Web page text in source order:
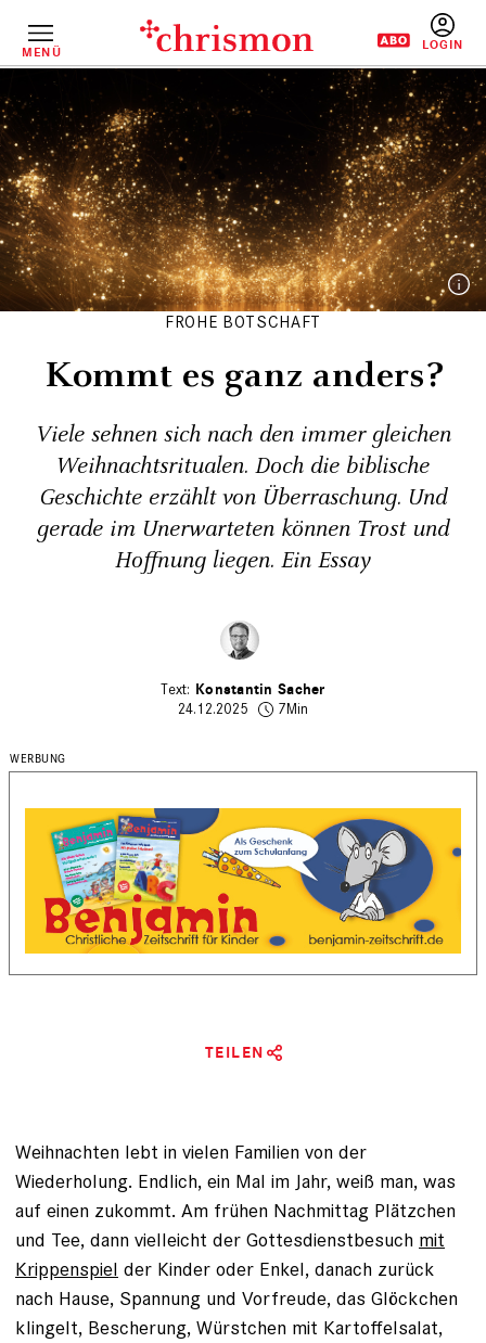
InhaltMENÜ
FROHE BOTSCHAFT
Kommt es ganz anders?
Viele sehnen sich nach den immer gleichen
Weihnachtsritualen. Doch die biblische
Geschichte erzählt von Überraschung. Und
gerade im Unerwarteten können Trost und
Hoffnung liegen. Ein Essay
Konstantin Sacher
24.12.2025
7Min
TEILEN
Weihnachten lebt in vielen Familien von der
Wiederholung. Endlich, ein Mal im Jahr, weiß man, was
auf einen zukommt. Am frühen Nachmittag Plätzchen
und Tee, dann vielleicht der Gottesdienstbesuch mit
Krippenspiel der Kinder oder Enkel, danach zurück
nach Hause, Spannung und Vorfreude, das Glöckchen
klingelt, Bescherung, Würstchen mit Kartoffelsalat,